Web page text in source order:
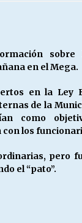
años.
16/05/
Chile y
sobre
en el Mega.
en la Ley
de la
como
con los
pero
el “pato”.